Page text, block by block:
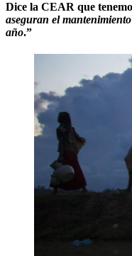
Dice la CEAR que
aseguran el
año.”